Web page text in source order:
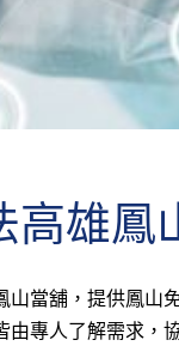
找高屏
1分起
高雄鳳
山當舖，提供鳳山
專人了解需求，